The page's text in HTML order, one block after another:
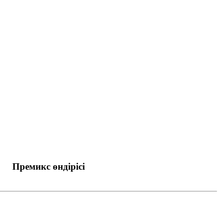
Премикс өндірісі